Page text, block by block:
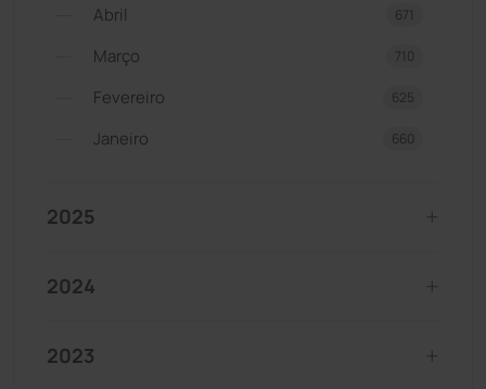
Abril 671
Março 710
Fevereiro 625
Janeiro 660
2025
2024
2023